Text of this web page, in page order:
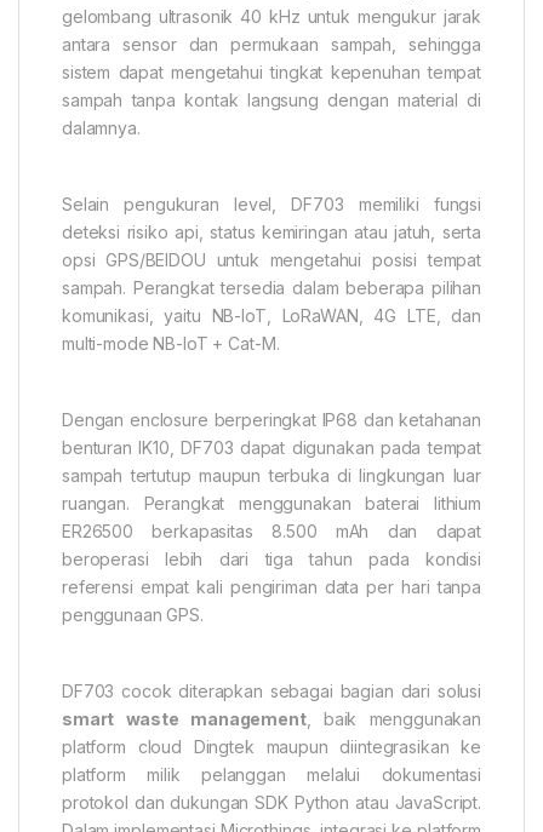
gelombang ultrasonik 40 kHz untuk mengukur jarak
antara sensor dan permukaan sampah, sehingga
sistem dapat mengetahui tingkat kepenuhan tempat
sampah tanpa kontak langsung dengan material di
dalamnya.
Selain pengukuran level, DF703 memiliki fungsi
deteksi risiko api, status kemiringan atau jatuh, serta
opsi GPS/BEIDOU untuk mengetahui posisi tempat
sampah. Perangkat tersedia dalam beberapa pilihan
komunikasi, yaitu NB-IoT, LoRaWAN, 4G LTE, dan
multi-mode NB-IoT + Cat-M.
Dengan enclosure berperingkat IP68 dan ketahanan
benturan IK10, DF703 dapat digunakan pada tempat
sampah tertutup maupun terbuka di lingkungan luar
ruangan. Perangkat menggunakan baterai lithium
ER26500 berkapasitas 8.500 mAh dan dapat
beroperasi lebih dari tiga tahun pada kondisi
referensi empat kali pengiriman data per hari tanpa
penggunaan GPS.
DF703 cocok diterapkan sebagai bagian dari solusi
smart waste management, baik menggunakan
platform cloud Dingtek maupun diintegrasikan ke
platform milik pelanggan melalui dokumentasi
protokol dan dukungan SDK Python atau JavaScript.